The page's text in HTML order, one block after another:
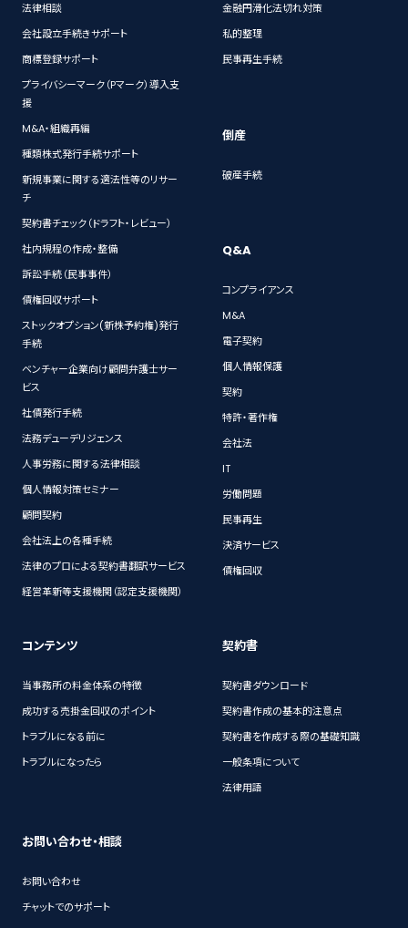
法律相談
会社設立手続きサポート
商標登録サポート
プライバシーマーク（Pマーク）導入支
援
M&A・組織再編
種類株式発行手続サポート
新規事業に関する適法性等のリサー
チ
契約書チェック（ドラフト・レビュー）
社内規程の作成・整備
訴訟手続（民事事件）
債権回収サポート
ストックオプション(新株予約権)発行
手続
ベンチャー企業向け顧問弁護士サー
ビス
社債発行手続
法務デューデリジェンス
人事労務に関する法律相談
個人情報対策セミナー
顧問契約
会社法上の各種手続
法律のプロによる契約書翻訳サービス
経営革新等支援機関（認定支援機関）
金融円滑化法切れ対策
私的整理
民事再生手続
倒産
破産手続
Q&A
コンプライアンス
M&A
電子契約
個人情報保護
契約
特許・著作権
会社法
IT
労働問題
民事再生
決済サービス
債権回収
コンテンツ
当事務所の料金体系の特徴
成功する売掛金回収のポイント
トラブルになる前に
トラブルになったら
契約書
契約書ダウンロード
契約書作成の基本的注意点
契約書を作成する際の基礎知識
一般条項について
法律用語
お問い合わせ・相談
お問い合わせ
チャットでのサポート